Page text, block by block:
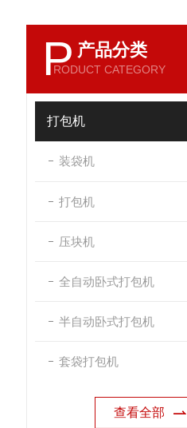
P 产品分类
RODUCT CATEGORY
打包机
装袋机
打包机
压块机
全自动卧式打包机
半自动卧式打包机
套袋打包机
查看全部